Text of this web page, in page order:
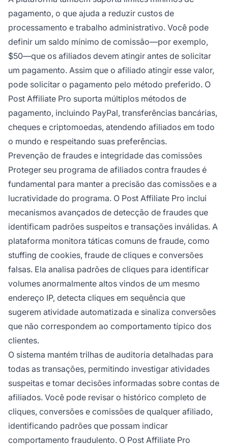
pagamento, o que ajuda a reduzir custos de
processamento e trabalho administrativo. Você pode
definir um saldo mínimo de comissão—por exemplo,
$50—que os afiliados devem atingir antes de solicitar
um pagamento. Assim que o afiliado atingir esse valor,
pode solicitar o pagamento pelo método preferido. O
Post Affiliate Pro suporta múltiplos métodos de
pagamento, incluindo PayPal, transferências bancárias,
cheques e criptomoedas, atendendo afiliados em todo
o mundo e respeitando suas preferências.
Prevenção de fraudes e integridade das comissões
Proteger seu programa de afiliados contra fraudes é
fundamental para manter a precisão das comissões e a
lucratividade do programa. O Post Affiliate Pro inclui
mecanismos avançados de detecção de fraudes que
identificam padrões suspeitos e transações inválidas. A
plataforma monitora táticas comuns de fraude, como
stuffing de cookies, fraude de cliques e conversões
falsas. Ela analisa padrões de cliques para identificar
volumes anormalmente altos vindos de um mesmo
endereço IP, detecta cliques em sequência que
sugerem atividade automatizada e sinaliza conversões
que não correspondem ao comportamento típico dos
clientes.
O sistema mantém trilhas de auditoria detalhadas para
todas as transações, permitindo investigar atividades
suspeitas e tomar decisões informadas sobre contas de
afiliados. Você pode revisar o histórico completo de
cliques, conversões e comissões de qualquer afiliado,
identificando padrões que possam indicar
comportamento fraudulento. O Post Affiliate Pro